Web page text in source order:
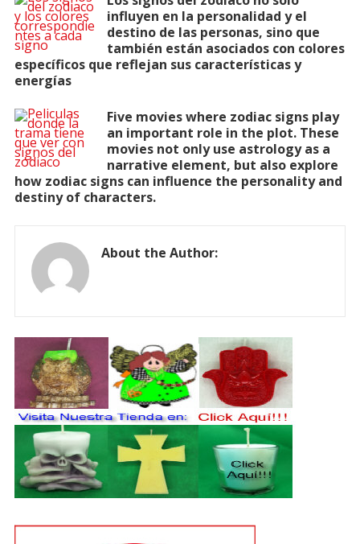
influyen en la personalidad y el
destino de las personas, sino que
también están asociados con colores
específicos que reflejan sus características y
energías
Five movies where zodiac signs play
an important role in the plot. These
movies not only use astrology as a
narrative element, but also explore
how zodiac signs can influence the personality and
destiny of characters.
About the Author: